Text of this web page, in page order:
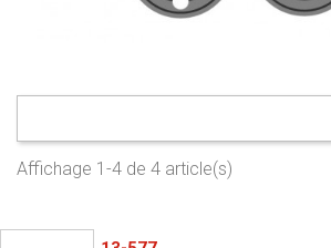
Affichage 1-4 de 4 article(s)